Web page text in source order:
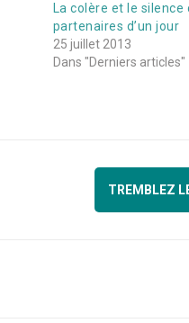
La colère et le silence
partenaires d’un jour
25 juillet 2013
Dans "Derniers articles"
TREMBLEZ